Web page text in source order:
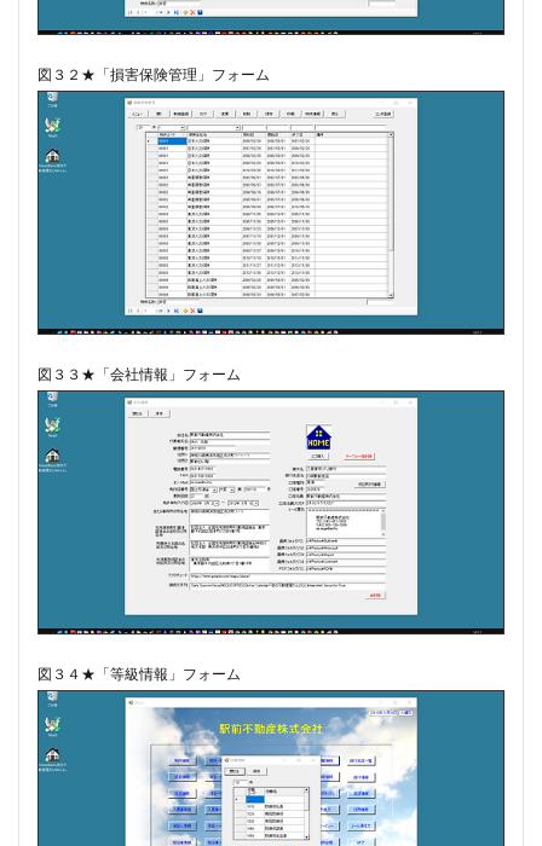
図３２★「損害保険管理」フォーム
図３３★「会社情報」フォーム
図３４★「等級情報」フォーム